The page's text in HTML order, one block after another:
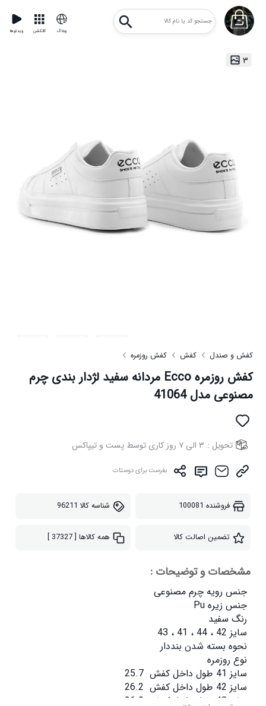
ویدئوها کالکشن وبلاگ
۳
کفش و صندل کفش کفش روزمره
کفش روزمره Ecco مردانه سفید لژدار بندی چرم
مصنوعی مدل 41064
تحویل : ۳ الی ۷ روز کاری توسط پست و تیپاکس
بفرست برای دوستات
فروشنده 100081 شناسه کالا 96211
تضمین اصالت کالا همه کالاها [ 37327 ]
مشخصات و توضیحات :